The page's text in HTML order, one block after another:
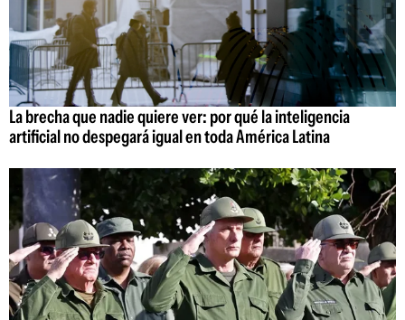
La brecha que nadie quiere ver: por qué la inteligencia
artificial no despegará igual en toda América Latina